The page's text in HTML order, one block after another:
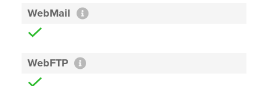
WebMail
WebFTP